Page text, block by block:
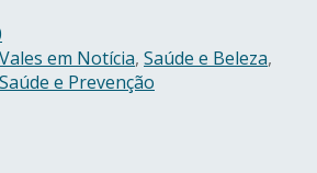
em Notícia, Saúde e Beleza,
Saúde e Prevenção